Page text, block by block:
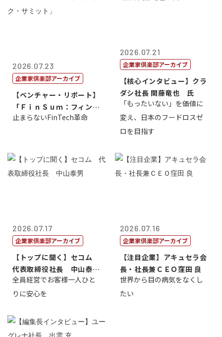
2026.07.23
企業家倶楽部アーカイブ
【ベンチャー・リポート】
「ＦｉｎＳｕｍ：フィンテ
ック・サミッ...
止まらないFinTech革命
2026.07.21
企業家倶楽部アーカイブ
【核心インタビュー】クラ
ダシ社長 関藤竜也 氏
「もったいない」を価値に
変え、日本のフードロスゼ
ロを目指す
2026.07.17
企業家倶楽部アーカイブ
【トップに聞く】セコム
代表取締役社長 中山泰
男
全員経営でお客様一人ひと
りに安心を
2026.07.16
企業家倶楽部アーカイブ
【注目企業】アキュセラ会
長・社長兼ＣＥＯ窪田 良
世界から目の病気をなくし
たい